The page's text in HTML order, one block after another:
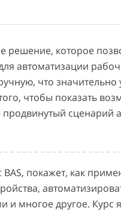
решение, которое
автоматизации
что значительно
чтобы показать
продвинутый сценарий
покажет, как
и многое другое. Курс